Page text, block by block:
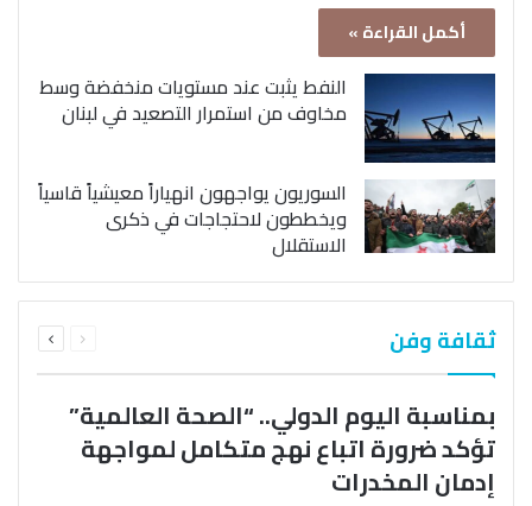
أكمل القراءة »
النفط يثبت عند مستويات منخفضة وسط
مخاوف من استمرار التصعيد في لبنان
السوريون يواجهون انهياراً معيشياً قاسياً
ويخططون لاحتجاجات في ذكرى
الاستقلال
ثقافة وفن الصفحةالصفحة
بمناسبة اليوم الدولي.. “الصحة العالمية”
تؤكد ضرورة اتباع نهج متكامل لمواجهة
إدمان المخدرات